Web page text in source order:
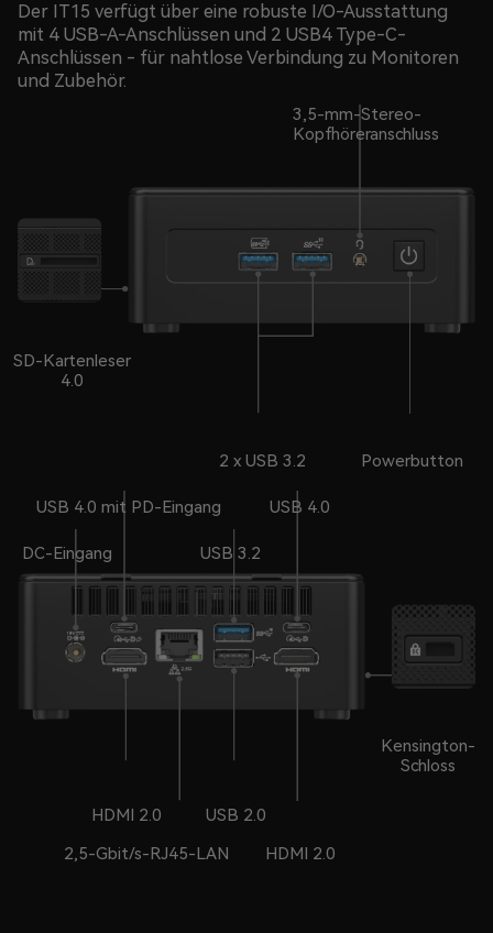
Der IT15 verfügt über eine robuste I/O-Ausstattung
mit 4 USB-A-Anschlüssen und 2 USB4 Type-C-
Anschlüssen - für nahtlose Verbindung zu Monitoren
und Zubehör.
3,5-mm-Stereo-
Kopfhöreranschluss
USB 4.0 mit PD-Eingang USB 4.0
DC-Eingang USB 3.2
SD-Kartenleser
4.0
2 x USB 3.2 Powerbutton
HDMI 2.0
2,5-Gbit/s-RJ45-LAN
USB 2.0
HDMI 2.0
Kensington-
Schloss